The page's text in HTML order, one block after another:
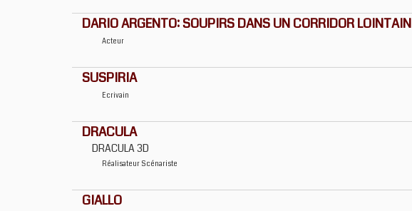
DARIO ARGENTO: SOUPIRS DANS UN CORRIDOR LOINTAIN
Acteur
SUSPIRIA
Ecrivain
DRACULA
DRACULA 3D
Réalisateur Scénariste
GIALLO